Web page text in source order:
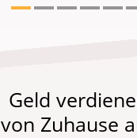
Geld
von Zuhause